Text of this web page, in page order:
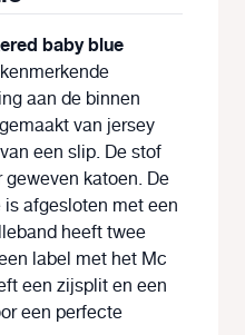
baby blue
aan de binnen
van jersey
een slip. De stof
katoen. De
afgesloten met een
heeft twee
label met het Mc
een zijsplit en een
een perfecte